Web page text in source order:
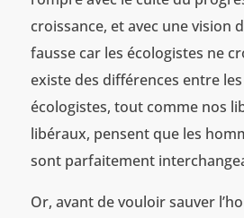
croissance, et avec une vision
fausse car les écologistes ne
existe des différences entre
écologistes, tout comme nos
libéraux, pensent que les
sont parfaitement
Or, avant de vouloir sauver